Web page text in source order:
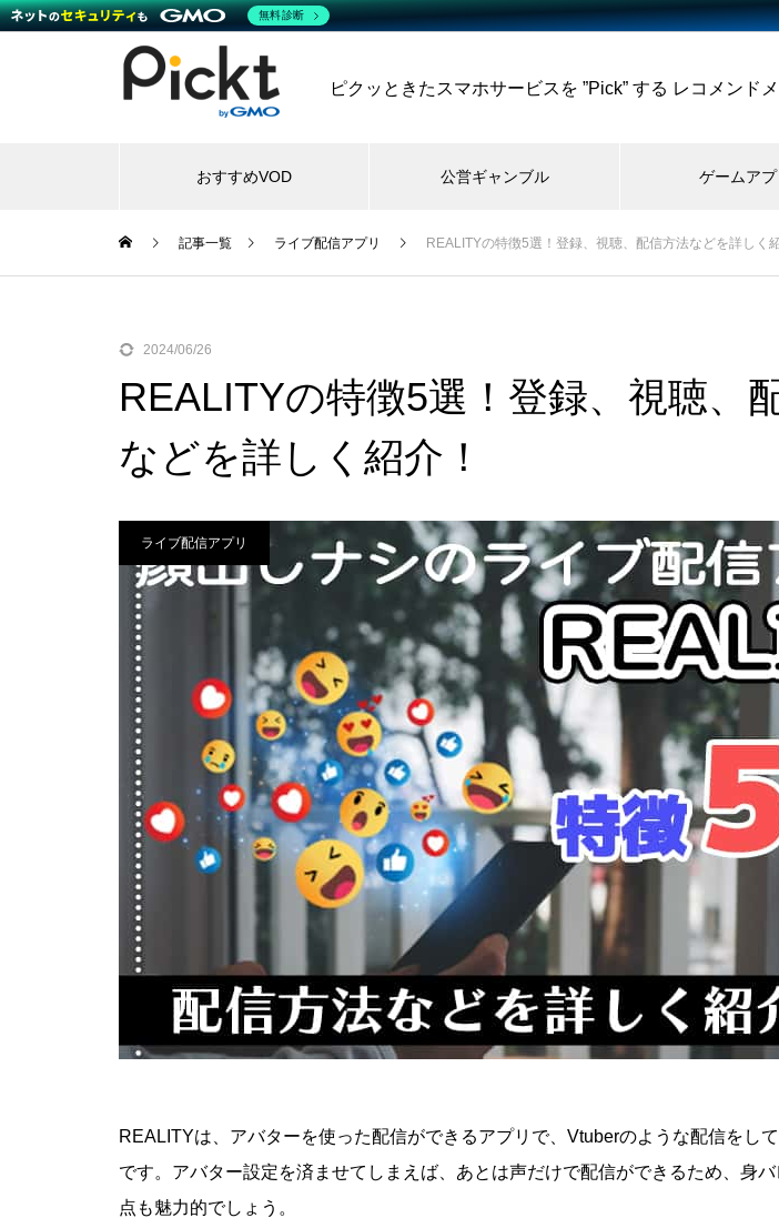
ピクッときたスマホサービスを ”Pick” する レコメンド
おすすめVOD 公営ギャンブル ゲームアプ
記事一覧 ライブ配信アプリ REALITYの特徴5選！登録、視聴、配信方法などを詳しく
2024/06/26
REALITYの特徴5選！登録、視聴、
などを詳しく紹介！
ライブ配信アプリ
REALITYは、アバターを使った配信ができるアプリで、Vtuberのような配信をし
です。アバター設定を済ませてしまえば、あとは声だけで配信ができるため、身
点も魅力的でしょう。
無料診断